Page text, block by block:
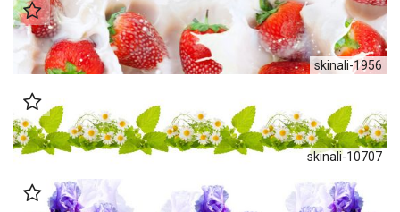
skinali-1956
skinali-10707